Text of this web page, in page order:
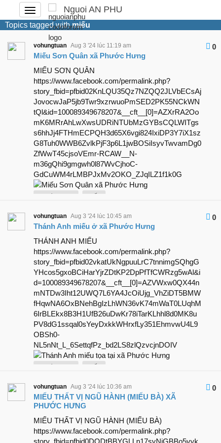
Đóng
hoặc
mở
menu
Nguoi AN PHU
Topics tagged withmiếu
0
vohungtuan Aug 3 '24 lúc 11:19 am
Miếu Sơn Quân xã Phước Hưng
MIẾU SƠN QUÂN
https://www.facebook.com/permalink.php?
story_fbid=pfbid02KnLQU35Qz7NZQQ2JLVbECsAj
JovocwJaP5jb9Twr9xzrwuoPmSED2PK55NCkWN
tQl&id=100089349678207&__cft__[0]=AZXrRA2Oo
mK6MRrAhLwXwsUDRiNTUbMzGYBsCQLWITgs
s6hhJj4FTHmECPQH3d65X6vgi824IxiDP3Y7iX1sz
G8Tuh0WWB6ZvlkPjF3p6L1jwBOSiIsyvTwvamDg0
ZfWwT45cjsoVEmr-RCAW__N-
m36gQhi9gmgwh0l87WvCjhoC-
GdCuWM4rLMBPJxMv2OKO_ZJqILZ1f1k0G
0
vohungtuan Aug 3 '24 lúc 10:45 am
Thánh Anh miếu ở xã Phước Hưng
THÁNH ANH MIẾU
https://www.facebook.com/permalink.php?
story_fbid=pfbid02vkatUkNgpuuLrC7tnnimgSQhgG
YHcos5gxoBCiHarYjrZDtKP2DpPfTfCWRzg5wAl&i
d=100089349678207&__cft__[0]=AZVWxw0QX44n
mNTDw3Iht12UWQ7L6YA4JcOiUjg_VhZiDT5BMW
fHqwNA6OxBNehBgIzLhWN36vK74mWaT0LUqhM
6IrBLEkx8B3H1UfB26uDwKr78iTarKLhhl8d0MK8u
PV8dG1ssqal0sYeyDxkkWHrxfLy351EhmvwU4L9
OBSh0-
NL5nNt_L_6SettqfPz_bd2LS8zlQzvcjnDOIV
0
vohungtuan Aug 3 '24 lúc 10:36 am
MIẾU THẤT VỊ NGŨ HÀNH (MIẾU BÀ) XÃ
PHƯỚC HƯNG
MIẾU THẤT VỊ NGŨ HÀNH (MIẾU BÀ)
https://www.facebook.com/permalink.php?
story_fbid=pfbid0DQDtBBYGLLn17syNiGBBo5vyk